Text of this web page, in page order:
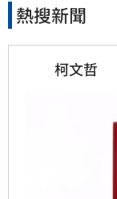
熱搜新聞
柯文哲